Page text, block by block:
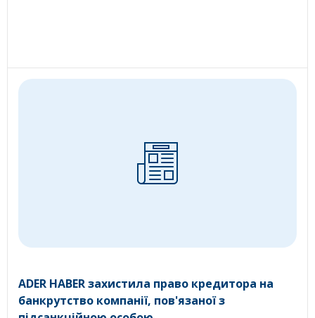
ADER HABER захистила право кредитора на
банкрутство компанії, пов'язаної з